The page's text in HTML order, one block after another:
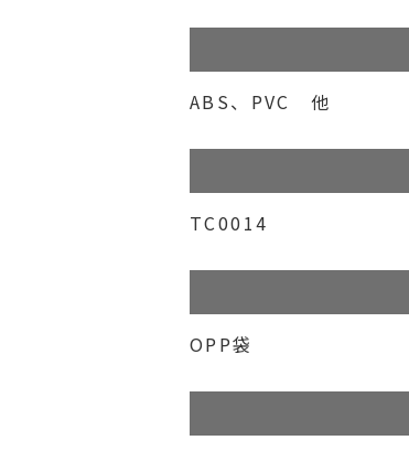
ABS、PVC 他
TC0014
OPP袋